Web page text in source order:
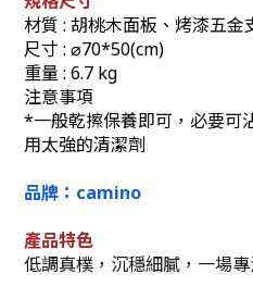
材質 : 胡桃木面板、烤漆五金
尺寸 : ⌀70*50(cm)
重量 : 6.7 kg
注意事項
*一般乾擦保養即可，必要可
用太強的清潔劑
品牌：camino
產品特色
低調真樸，沉穩細膩， 一場